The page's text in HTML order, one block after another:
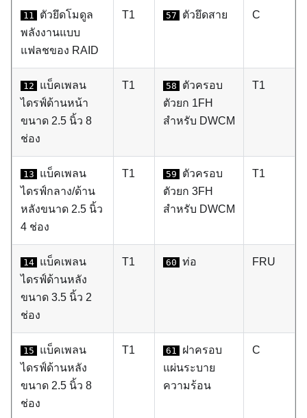
11
ตัวยึดโมดูล
พลังงานแบบ
แฟลชของ RAID
T1 57 ตัวยึดสาย C
12
แบ็คเพลน
ไดรฟ์ด้านหน้า
ขนาด 2.5 นิ้ว 8
ช่อง
T1 58
ตัวครอบ
ตัวยก 1FH
สำหรับ DWCM
T1
13
แบ็คเพลน
ไดรฟ์กลาง/ด้าน
หลังขนาด 2.5 นิ้ว
4 ช่อง
T1 59
ตัวครอบ
ตัวยก 3FH
สำหรับ DWCM
T1
14 แบ็คเพลน
ไดรฟ์ด้านหลัง
ขนาด 3.5 นิ้ว 2
ช่อง
T1 60 ท่อ FRU
15
แบ็คเพลน
ไดรฟ์ด้านหลัง
ขนาด 2.5 นิ้ว 8
ช่อง
T1 61
ฝาครอบ
แผ่นระบาย
ความร้อน
C